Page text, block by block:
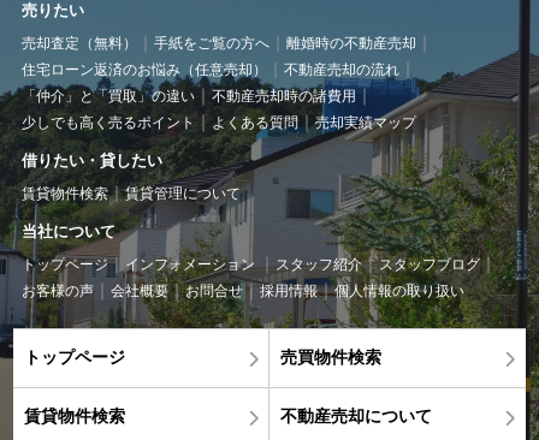
売りたい
売却査定（無料） 手紙をご覧の方へ
離婚時の不動産売却
住宅ローン返済のお悩み（任意売却）
不動産売却の流れ
「仲介」と「買取」の違い
不動産売却時の諸費用
少しでも高く売るポイント
よくある質問 売却実績マップ
借りたい・貸したい
賃貸物件検索 賃貸管理について
当社について
トップページ インフォメーション スタッフ紹介
スタッフブログ
お客様の声
会社概要 お問合せ 採用情報 個人情報の取り扱い
トップページ 売買物件検索
賃貸物件検索 不動産売却について